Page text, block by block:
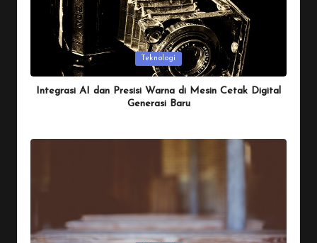
Teknologi
Integrasi AI dan Presisi Warna di Mesin Cetak Digital
Generasi Baru